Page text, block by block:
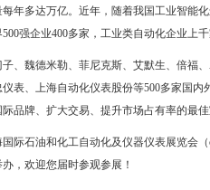
年多达万亿。近年，随着我国工业智能
强企业400多家，工业类自动化企业上
子、魏德米勒、菲尼克斯、艾默生、倍福
表、上海自动化仪表股份等500多家国
品牌、扩大交易、提升市场占有率的最
际石油和化工自动化及仪器仪表展览会
，欢迎您届时参观参展！